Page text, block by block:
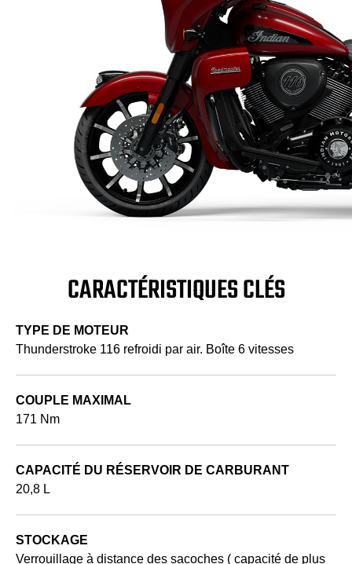
CARACTÉRISTIQUES CLÉS
TYPE DE MOTEUR
Thunderstroke 116 refroidi par air. Boîte 6 vitesses
COUPLE MAXIMAL
171 Nm
CAPACITÉ DU RÉSERVOIR DE CARBURANT
20,8 L
STOCKAGE
Verrouillage à distance des sacoches ( capacité de plus